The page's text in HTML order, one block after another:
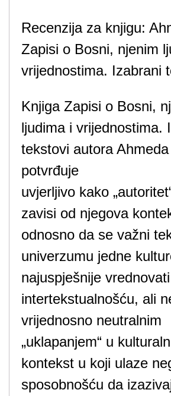
Recenzija za knjigu:
Zapisi o Bosni, njenim
vrijednostima. Izabrani
Knjiga Zapisi o Bosni,
ljudima i vrijednostima.
tekstovi autora
potvrđuje
uvjerljivo kako
zavisi od njegova
odnosno da se važni
univerzumu jedne
najuspješnije
intertekstualnošću, ali
vrijednosno neutralnim
„uklapanjem“ u
kontekst u koji ulaze
sposobnošću da